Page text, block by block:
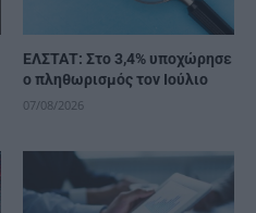
ΕΛΣΤΑΤ: Στο 3,4% υποχώρησε
ο πληθωρισμός τον Ιούλιο
07/08/2026